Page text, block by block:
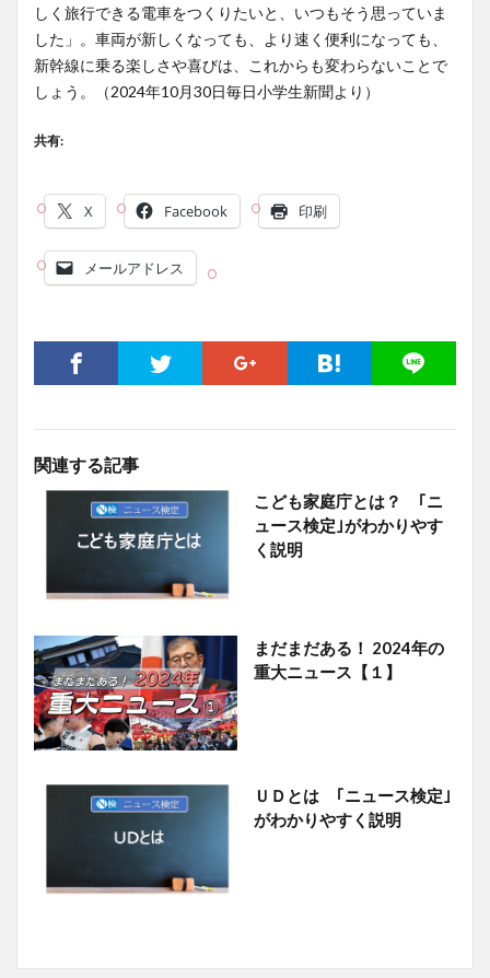
しく旅行できる電車をつくりたいと、いつもそう思っていま
した」。車両が新しくなっても、より速く便利になっても、
新幹線に乗る楽しさや喜びは、これからも変わらないことで
しょう。（2024年10月30日毎日小学生新聞より）
共有:
X Facebook 印刷
メールアドレス
関連する記事
こども家庭庁とは？ ｢ニ
ュース検定｣がわかりやす
く説明
まだまだある！ 2024年の
重大ニュース【１】
ＵＤとは ｢ニュース検定｣
がわかりやすく説明